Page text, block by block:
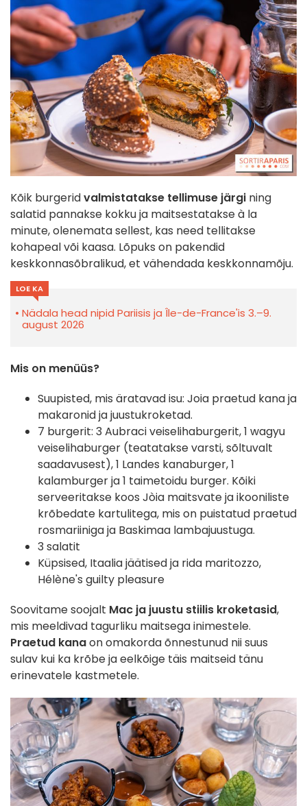
Kõik burgeridvalmistatakse tellimuse järgi ning
salatid pannakse kokku ja maitsestatakse à la
minute, olenemata sellest, kas need tellitakse
kohapeal või kaasa. Lõpuks on pakendid
keskkonnasõbralikud, et vähendada keskkonnamõju.
LOE KA
Nädala head nipid Pariisis ja Île-de-France'is 3.–9.
august 2026
Mis on menüüs?
Suupisted, mis äratavad isu: Joia praetud kana ja
makaronid ja juustukroketad.
7 burgerit: 3 Aubraci veiselihaburgerit, 1 wagyu
veiselihaburger (teatatakse varsti, sõltuvalt
saadavusest), 1 Landes kanaburger, 1
kalamburger ja 1 taimetoidu burger. Kõiki
serveeritakse koos Jòia maitsvate ja ikooniliste
krõbedate kartulitega, mis on puistatud praetud
rosmariiniga ja Baskimaa lambajuustuga.
3 salatit
Küpsised, Itaalia jäätised ja rida maritozzo,
Hélène's guilty pleasure
Soovitame soojalt Mac ja juustu stiilis kroketasid,
mis meeldivad tagurliku maitsega inimestele.
Praetud kanaon omakorda õnnestunud nii suus
sulav kui ka krõbe ja eelkõige täis maitseid tänu
erinevatele kastmetele.